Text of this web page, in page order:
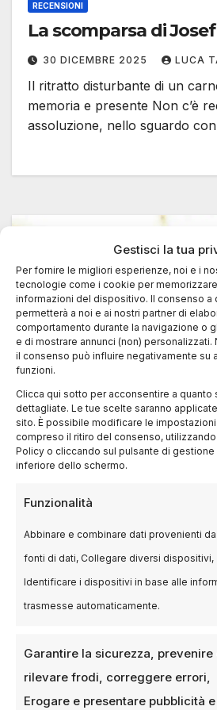
Gestisci la tua
Per fornire le migliori esperienze, noi e i
tecnologie come i cookie per
informazioni del dispositivo. Il consenso a
permetterà a noi e ai nostri partner di
comportamento durante la navigazione o
e di mostrare annunci (non) personalizzati.
il consenso può influire negativamente su
funzioni.
Clicca qui sotto per acconsentire a
dettagliate. Le tue scelte saranno
sito. È possibile modificare le
compreso il ritiro del consenso,
Policy o cliccando sul pulsante di
inferiore dello schermo.
Funzionalità
Abbinare e combinare dati provenienti
fonti di dati, Collegare diversi dispositivi,
Identificare i dispositivi in base alle
trasmesse automaticamente.
Garantire la sicurezza, prevenire
rilevare frodi, correggere errori,
Erogare e presentare pubblicità e
RECENSIONI
La scomparsa di
30 DICEMBRE 2025 LUCA
Il ritratto disturbante di un
memoria e presente Non c’è
assoluzione, nello sguardo
RECENSIONI
autonomia
atomica
14 GENNAIO 2025 LUCA
L’incontro tra l’esigenza di
ricerca dell’autonomia si